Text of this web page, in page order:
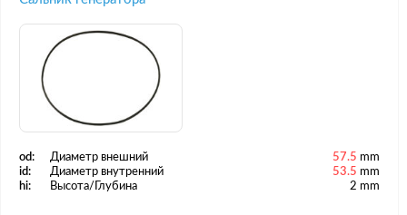
od: Диаметр внешний 57.5 mm
id:
Диаметр внутренний 53.5 mm
hi:
Высота/Глубина 2 mm